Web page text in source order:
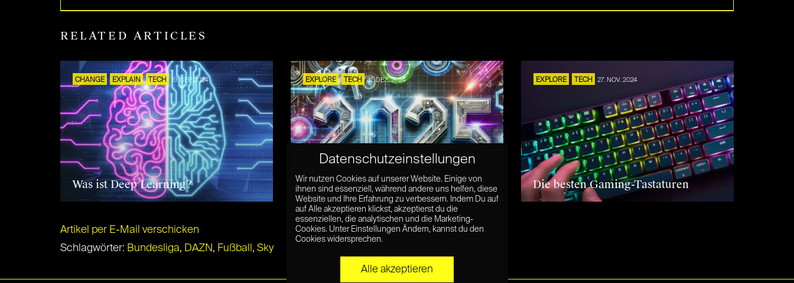
RELATED ARTICLES
CHANGE EXPLAIN TECH 19. SEP. 2024
Was ist Deep Learning?
EXPLORE TECH 31. DEZ. 2024
Sind das die Tech-Trends 2025?
EXPLORE TECH 27. NOV. 2024
Die besten Gaming-Tastaturen
Artikel per E-Mail verschicken
Schlagwörter: Bundesliga, DAZN, Fußball , Sky
Datenschutzeinstellungen
Wir nutzen Cookies auf unserer Website. Einige von
ihnen sind essenziell, während andere uns helfen, diese
Website und Ihre Erfahrung zu verbessern. Indem Du auf
auf Alle akzeptieren klickst, akzeptierst du die
essenziellen, die analytischen und die Marketing-
Cookies. Unter Einstellungen Ändern, kannst du den
Cookies widersprechen.
Alle akzeptieren